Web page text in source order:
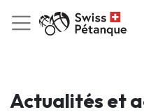
Actualités et